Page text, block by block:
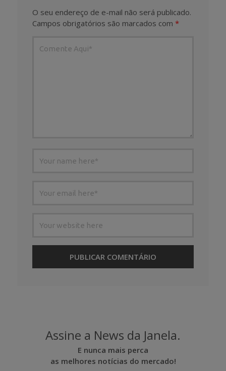
O seu endereço de e-mail não será publicado.
Campos obrigatórios são marcados com *
Assine a News da Janela.
E nunca mais perca
as melhores notícias do mercado!